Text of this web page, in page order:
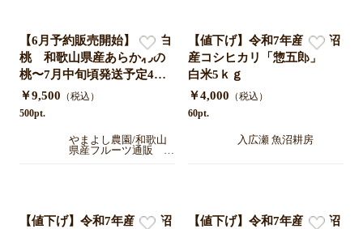
【6月予約販売開始】清水白
桃 和歌山県産あらかわの
桃〜7月中旬頃発送予定4㎏
（約12〜13個）/青秀ギフト
￥9,500 （税込）
500pt.
やまよし農園/和歌山
県産フルーツ通販 あ
【値下げ】令和7年産 魚沼
産コシヒカリ「惣五郎」
白米5ｋｇ
￥4,000 （税込）
60pt.
入広瀬 魚沼耕房
【値下げ】令和7年産 魚沼
【値下げ】令和7年産 魚沼